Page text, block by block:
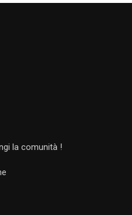
la comunità !